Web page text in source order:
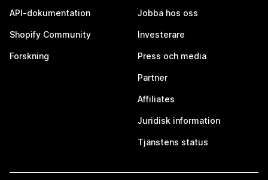
API-dokumentation
Shopify Community
Forskning
Jobba hos oss
Investerare
Press och media
Partner
Affiliates
Juridisk information
Tjänstens status